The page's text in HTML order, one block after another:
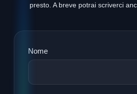
presto. A breve potrai scriverci
Nome